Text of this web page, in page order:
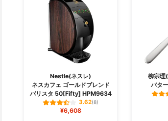
Nestle(ネスレ)
ネスカフェ ゴールドブレンド
バリスタ 50[Fifty] HPM9634
3.62(8)
¥6,608
柳宗理
バタ